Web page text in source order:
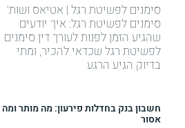
סימנים לפשיטת רגל | אטיאס ושות'
סימנים לפשיטת רגל: איך יודעים
שהגיע הזמן לפנות לעורך דין סימנים
לפשיטת רגל שכדאי להכיר, ומתי
בדיוק הגיע הרגע
חשבון בנק בחדלות פירעון: מה מותר ומה
אסור